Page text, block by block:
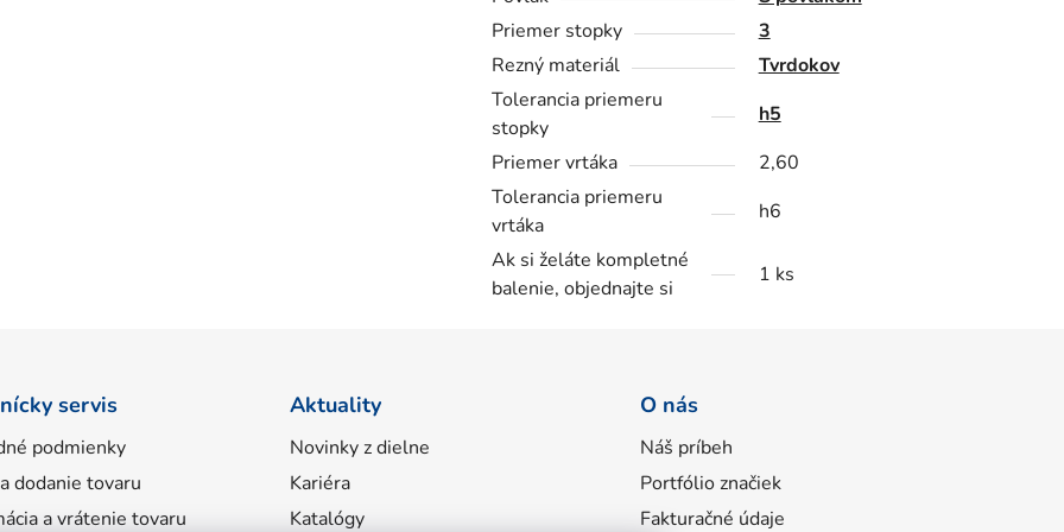
Priemer stopky
3
Rezný materiál
Tvrdokov
Tolerancia priemeru
stopky
h5
Priemer vrtáka
2,60
Tolerancia priemeru
vrtáka
h6
Ak si želáte kompletné
balenie, objednajte si
1 ks
servis
podmienky
dodanie tovaru
a vrátenie tovaru
Aktuality
Novinky z dielne
Kariéra
Katalógy
O nás
Náš príbeh
Portfólio značiek
Fakturačné údaje